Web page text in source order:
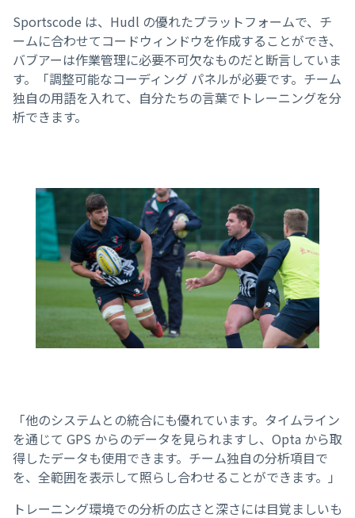
Sportscode は、Hudl の優れたプラットフォームで、チ
ームに合わせてコードウィンドウを作成することができ、
バブアーは作業管理に必要不可欠なものだと断言していま
す。「調整可能なコーディング パネルが必要です。チーム
独自の用語を入れて、自分たちの言葉でトレーニングを分
析できます。
「他のシステムとの統合にも優れています。タイムライン
を通じて GPS からのデータを見られますし、Opta から取
得したデータも使用できます。チーム独自の分析項目で
を、全範囲を表示して照らし合わせることができます。」
トレーニング環境での分析の広さと深さには目覚ましいも